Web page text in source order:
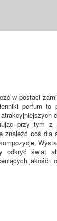
w postaci
perfum to
przy tym z
znaleźć coś
odkryć świat
jakość i